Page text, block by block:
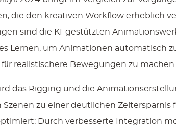
die den kreativen Workflow erheblich
sind die KI-gestützten
Lernen, um Animationen automatisch
für realistischere Bewegungen zu machen.
das Rigging und die
Szenen zu einer deutlichen
Durch verbesserte Integration